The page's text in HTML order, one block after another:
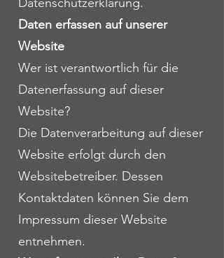
Daten erfassen auf unserer
Website
Wer ist verantwortlich für die
Datenerfassung auf dieser
Website?
Die Datenverarbeitung auf dieser
Website erfolgt durch den
Websitebetreiber. Dessen
Kontaktdaten können Sie dem
Impressum dieser Website
entnehmen.